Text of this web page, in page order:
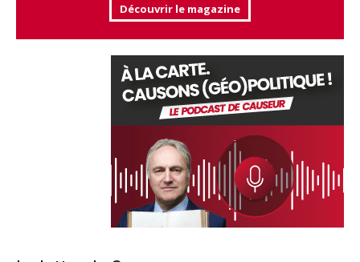
Découvrir le magazine